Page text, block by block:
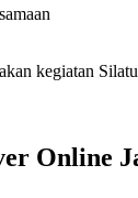
kegiatan
Online